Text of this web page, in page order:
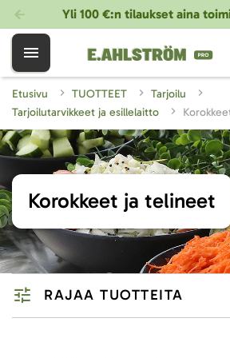
Yli 100 €:n tilaukset aina
Etusivu TUOTTEET
Tarjoilu
Tarjoilutarvikkeet ja esillelaitto
Korokkeet ja telineet
RAJAA TUOTTEITA